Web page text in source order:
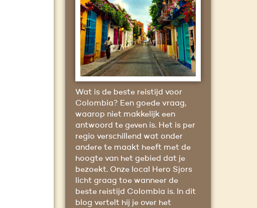
Wat is de beste reistijd voor
Colombia? Een goede vraag,
waarop niet makkelijk een
antwoord te geven is. Het is per
regio verschillend wat onder
andere te maakt heeft met de
hoogte van het gebied dat je
bezoekt. Onze local Hero Sjors
licht graag toe wanneer de
beste reistijd Colombia is. In dit
blog vertelt hij je over het